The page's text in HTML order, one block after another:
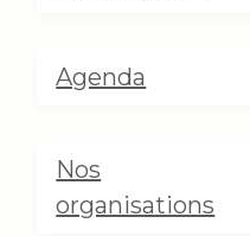
Agenda
Nos
organisations